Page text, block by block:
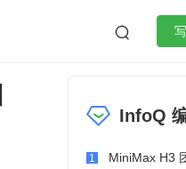

作
微服务架构
InfoQ
1
MiniMax H3